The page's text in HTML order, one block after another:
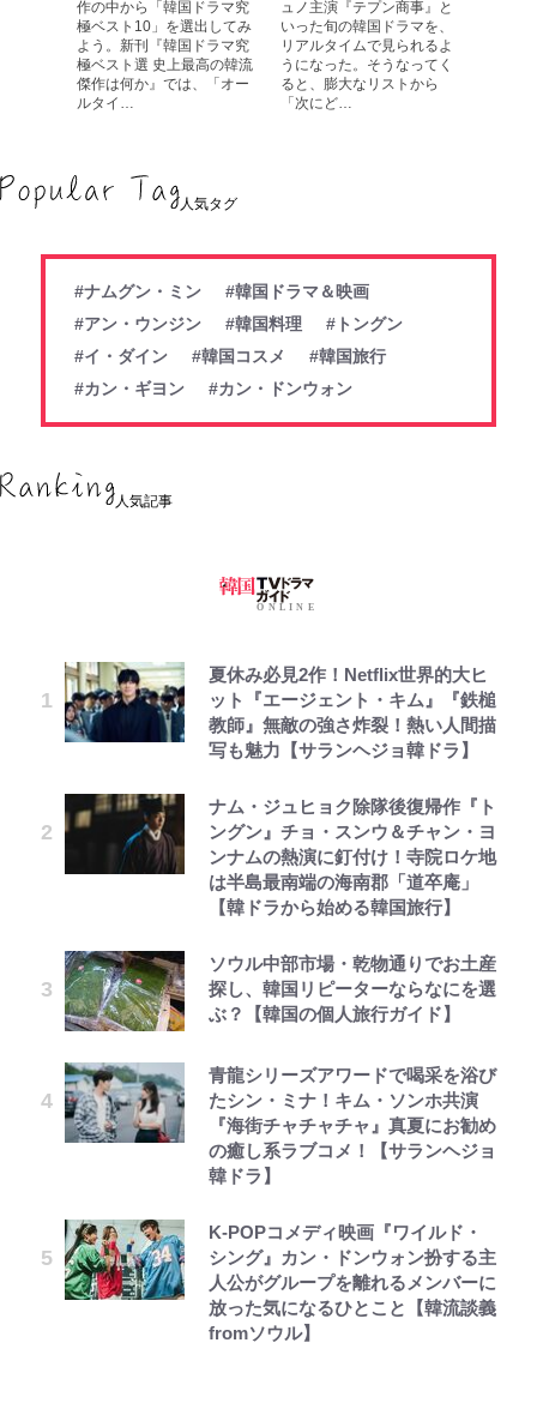
作の中から「韓国ドラマ究
極ベスト10」を選出してみ
よう。新刊『韓国ドラマ究
極ベスト選 史上最高の韓流
傑作は何か』では、「オー
ルタイ…
ュノ主演『テプン商事』と
いった旬の韓国ドラマを、
リアルタイムで見られるよ
うになった。そうなってく
ると、膨大なリストから
「次にど…
人気タグ
#ナムグン・ミン
#韓国ドラマ＆映画
#アン・ウンジン
#韓国料理
#トングン
#イ・ダイン
#韓国コスメ
#韓国旅行
#カン・ギヨン
#カン・ドンウォン
人気記事
夏休み必見2作！Netflix世界的大ヒ
ット『エージェント・キム』『鉄槌
教師』無敵の強さ炸裂！熱い人間描
写も魅力【サランヘジョ韓ドラ】
ナム・ジュヒョク除隊後復帰作『ト
ングン』チョ・スンウ＆チャン・ヨ
ンナムの熱演に釘付け！寺院ロケ地
は半島最南端の海南郡「道卒庵」
【韓ドラから始める韓国旅行】
ソウル中部市場・乾物通りでお土産
探し、韓国リピーターならなにを選
ぶ？【韓国の個人旅行ガイド】
青龍シリーズアワードで喝采を浴び
たシン・ミナ！キム・ソンホ共演
『海街チャチャチャ』真夏にお勧め
の癒し系ラブコメ！【サランヘジョ
韓ドラ】
K-POPコメディ映画『ワイルド・
シング』カン・ドンウォン扮する主
人公がグループを離れるメンバーに
放った気になるひとこと【韓流談義
fromソウル】